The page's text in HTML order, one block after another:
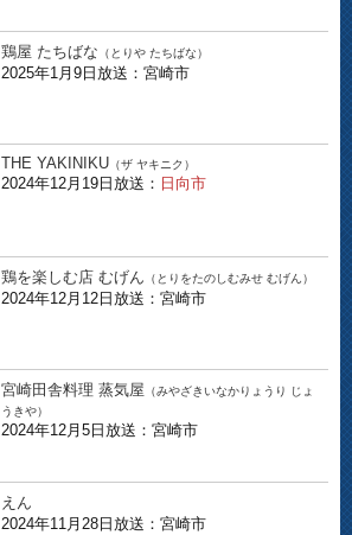
鶏屋 たちばな （とりや たちばな）
2025年1月9日放送：宮崎市
THE YAKINIKU （ザ ヤキニク）
2024年12月19日放送： 日向市
鶏を楽しむ店 むげん （とりをたのしむみせ むげん）
2024年12月12日放送：宮崎市
宮崎田舎料理 蒸気屋 （みやざきいなかりょうり じょ
うきや）
2024年12月5日放送：宮崎市
えん
2024年11月28日放送：宮崎市